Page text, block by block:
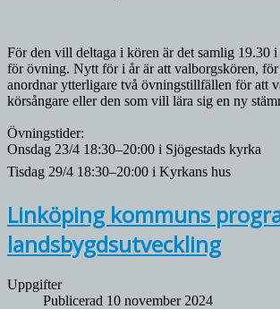
För den vill deltaga i kören är det samlig 19.30 i
för övning. Nytt för i år är att valborgskören,
anordnar ytterligare två övningstillfällen för att
körsångare eller den som vill lära sig en ny
Övningstider:
Onsdag 23/4 18:30–20:00 i Sjögestads kyrka
Tisdag 29/4 18:30–20:00 i Kyrkans hus
Linköping kommuns
landsbygdsutveckling
Uppgifter
Publicerad 10 november 2024